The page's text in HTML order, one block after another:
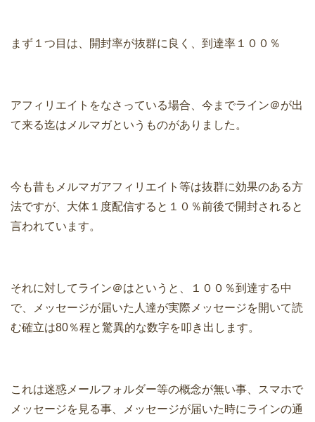
まず１つ目は、開封率が抜群に良く、到達率１００％
アフィリエイトをなさっている場合、今までライン＠が出
て来る迄はメルマガというものがありました。
今も昔もメルマガアフィリエイト等は抜群に効果のある方
法ですが、大体１度配信すると１０％前後で開封されると
言われています。
それに対してライン＠はというと、１００％到達する中
で、メッセージが届いた人達が実際メッセージを開いて読
む確立は80％程と驚異的な数字を叩き出します。
これは迷惑メールフォルダー等の概念が無い事、スマホで
メッセージを見る事、メッセージが届いた時にラインの通